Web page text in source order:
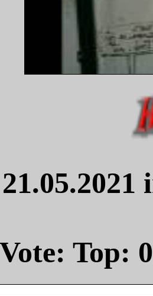
Vote: Top: 0